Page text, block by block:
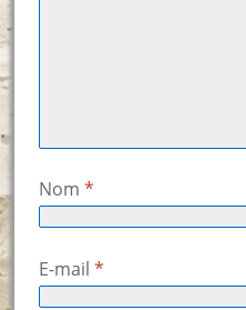
Nom *
E-mail *